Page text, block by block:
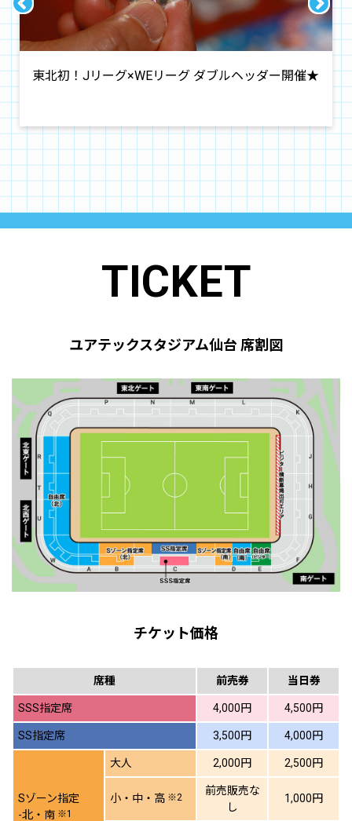
東北初！Jリーグ×WEリーグ ダブルヘッダー開催★
TICKET
ユアテックスタジアム仙台 席割図
チケット価格
席種 前売券 当日券
SSS指定席 4,000円 4,500円
SS指定席 3,500円 4,000円
Sゾーン指定
-北・南 ※1
大人 2,000円 2,500円
小・中・高 ※2
前売販売な
し
1,000円